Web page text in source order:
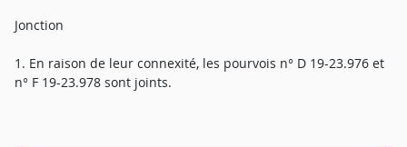
Jonction
1. En raison de leur connexité, les pourvois n° D 19-23.976 et
n° F 19-23.978 sont joints.